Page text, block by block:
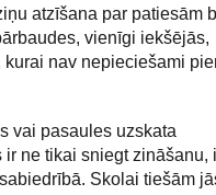
atzīšana par patiesām
vienīgi iekšējās,
nav nepieciešami
vai pasaules uzskata
ne tikai sniegt zināšanu,
Skolai tiešām